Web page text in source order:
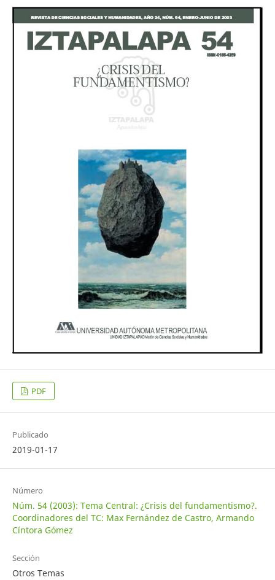
PDF
Publicado
2019-01-17
Número
Núm. 54 (2003): Tema Central: ¿Crisis del fundamentismo?.
Coordinadores del TC: Max Fernández de Castro, Armando
Cíntora Gómez
Sección
Otros Temas